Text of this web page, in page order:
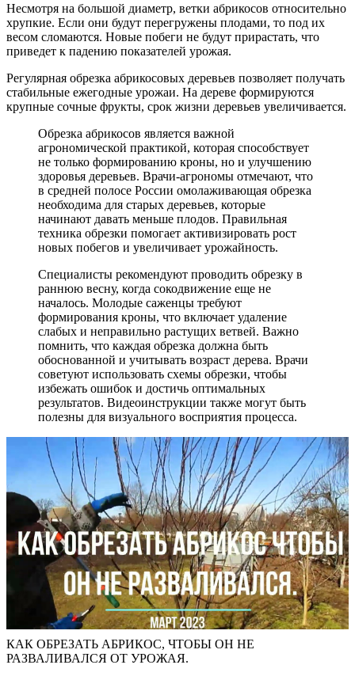
Несмотря на большой диаметр, ветки абрикосов относительно
хрупкие. Если они будут перегружены плодами, то под их
весом сломаются. Новые побеги не будут прирастать, что
приведет к падению показателей урожая.
Регулярная обрезка абрикосовых деревьев позволяет получать
стабильные ежегодные урожаи. На дереве формируются
крупные сочные фрукты, срок жизни деревьев увеличивается.
Обрезка абрикосов является важной
агрономической практикой, которая способствует
не только формированию кроны, но и улучшению
здоровья деревьев. Врачи-агрономы отмечают, что
в средней полосе России омолаживающая обрезка
необходима для старых деревьев, которые
начинают давать меньше плодов. Правильная
техника обрезки помогает активизировать рост
новых побегов и увеличивает урожайность.
Специалисты рекомендуют проводить обрезку в
раннюю весну, когда сокодвижение еще не
началось. Молодые саженцы требуют
формирования кроны, что включает удаление
слабых и неправильно растущих ветвей. Важно
помнить, что каждая обрезка должна быть
обоснованной и учитывать возраст дерева. Врачи
советуют использовать схемы обрезки, чтобы
избежать ошибок и достичь оптимальных
результатов. Видеоинструкции также могут быть
полезны для визуального восприятия процесса.
КАК ОБРЕЗАТЬ АБРИКОС, ЧТОБЫ ОН НЕ
РАЗВАЛИВАЛСЯ ОТ УРОЖАЯ.